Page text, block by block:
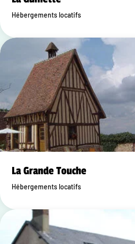
Hébergements locatifs
La Grande Touche
Hébergements locatifs